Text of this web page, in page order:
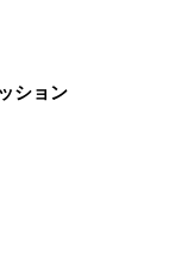
ション